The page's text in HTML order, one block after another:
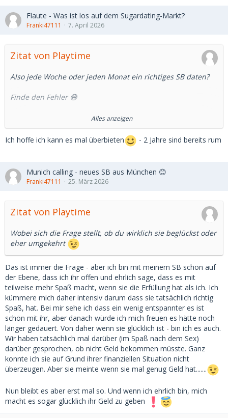
Flaute - Was ist los auf dem Sugardating-Markt?
Franki47111 7. April 2026
Zitat von Playtime
Also jede Woche oder jeden Monat ein richtiges SB daten?
Finde den Fehler 😅
Aber das Thema hatten wir ja schon hundert Mal.
Ich war bei meinem letzten SB 4 Jahre vom Markt
Alles anzeigen
Ich hoffe ich kann es mal überbieten - 2 Jahre sind bereits rum
Munich calling - neues SB aus München 😊
Franki47111 25. März 2026
Zitat von Playtime
Wobei sich die Frage stellt, ob du wirklich sie beglückst oder
eher umgekehrt
Das ist immer die Frage - aber ich bin mit meinem SB schon auf
der Ebene, dass ich ihr offen und ehrlich sage, dass es mit
teilweise mehr Spaß macht, wenn sie die Erfüllung hat als ich. Ich
kümmere mich daher intensiv darum dass sie tatsächlich richtig
Spaß, hat. Bei mir sehe ich dass ein wenig entspannter es ist
schön mit ihr, aber danach würde ich mich freuen es hätte noch
länger gedauert. Von daher wenn sie glücklich ist - bin ich es auch.
Wir haben tatsächlich mal darüber (im Spaß nach dem Sex)
darüber gesprochen, ob nicht Geld bekommen müsste. Ganz
konnte ich sie auf Grund ihrer finanziellen Situation nicht
überzeugen. Aber sie meinte wenn sie mal genug Geld hat.......
Nun bleibt es aber erst mal so. Und wenn ich ehrlich bin, mich
macht es sogar glücklich ihr Geld zu geben